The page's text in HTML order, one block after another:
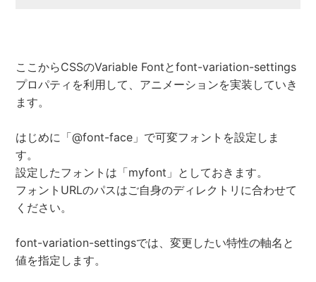
ここからCSSのVariable Fontとfont-variation-settings
プロパティを利用して、アニメーションを実装していき
ます。
はじめに「@font-face」で可変フォントを設定しま
す。
設定したフォントは「myfont」としておきます。
フォントURLのパスはご自身のディレクトリに合わせて
ください。
font-variation-settingsでは、変更したい特性の軸名と
値を指定します。